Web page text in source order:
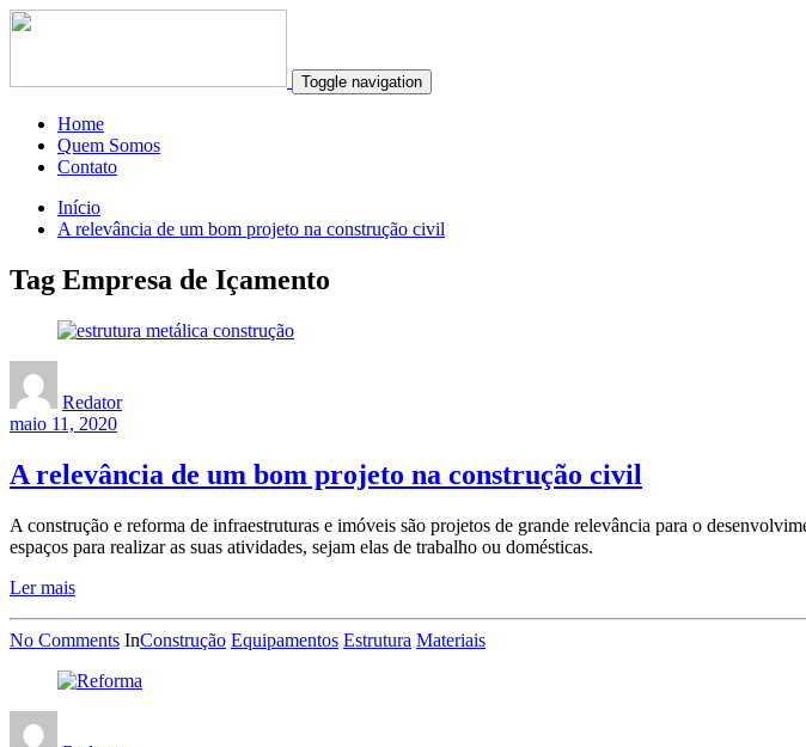
Toggle navigation
Home
Quem Somos
Contato
Início
A relevância de um bom projeto na construção civil
Tag Empresa de Içamento
Redator
maio 11, 2020
A relevância de um bom projeto na construção civil
A construção e reforma de infraestruturas e imóveis são projetos de grande relevância para o
espaços para realizar as suas atividades, sejam elas de trabalho ou domésticas.
Ler mais
No Comments InConstrução Equipamentos Estrutura Materiais